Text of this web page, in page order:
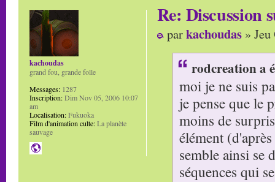
Re: Discussion
parkachoudas »
rodcreation a
moi je ne suis
je pense que le
moins de
élément
semble ainsi se
séquences qui
kachoudas
grand fou, grande folle
Messages: 1287
Inscription:Dim Nov 05, 2006 10:07
am
Localisation:Fukuoka
Film d'animation culte:La planète
sauvage